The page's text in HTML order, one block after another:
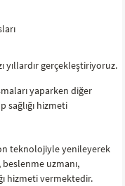
yıllardır gerçekleştiriyoruz.
yaparken diğer
sağlığı hizmeti
teknolojiyle yenileyerek
uzmanı,
hizmeti vermektedir.